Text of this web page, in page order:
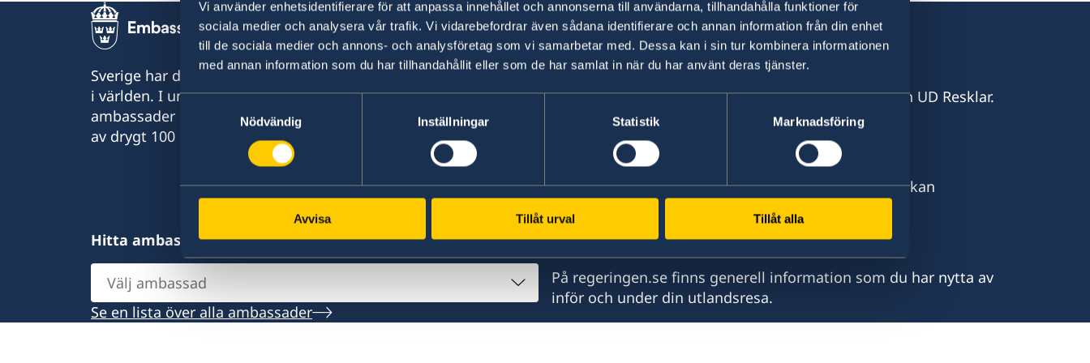
Vi använder enhetsidentifierare för att anpassa innehållet och annonserna till användarna, tillhandahålla funktioner för
sociala medier och analysera vår trafik. Vi vidarebefordrar även sådana identifierare och annan information från din enhet
till de sociala medier och annons- och analysföretag som vi samarbetar med. Dessa kan i sin tur kombinera informationen
med annan information som du har tillhandahållit eller som de har samlat in när du har använt deras tjänster.
Nödvändig
Inställningar Statistik Marknadsföring
Avvisa Tillåt urval Tillåt alla
Svenska företag i utlandet
Anmäla handelshinder
Sverige har diplomatiska förbindelser med i stort sett alla stater
i världen. I ungefär hälften av dessa stater har Sverige
ambassader och konsulat. Sveriges utrikesrepresentation består
av drygt 100 utlandsmyndigheter.
Hitta ambassader, generalkonsulat och representationer:
Välj
ambassad
Se en lista över alla ambassader
UD Resklar
Få aktuell reseinformation direkt i fickan med appen UD Resklar.
Läs mer på regeringen.se.
Svensklistan
Lämna uppgifter om var du befinner dig och hur du kan
kontaktas under din utlandsvistelse.
UD:s generella reseinformation
På regeringen.se finns generell information som du har nytta av
inför och under din utlandsresa.